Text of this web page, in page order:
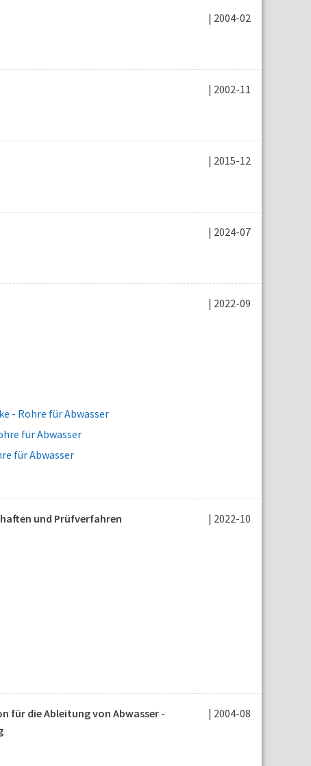
| 2004-02
| 2002-11
| 2015-12
| 2024-07
| 2022-09
- Rohre für Abwasser
für Abwasser
für Abwasser
und Prüfverfahren | 2022-10
für die Ableitung von Abwasser -
| 2004-08